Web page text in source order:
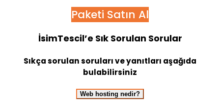
Paketi Satın Al
İsimTescil’e Sık Sorulan Sorular
Sıkça sorulan soruları ve yanıtları aşağıda
bulabilirsiniz
Web hosting nedir?